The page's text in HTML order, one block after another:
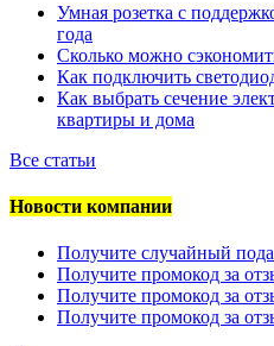
Умная розетка с
года
Сколько можно
Как подключить
Как выбрать сечение
квартиры и дома
Все статьи
Новости компании
Получите случайный
Получите промокод за
Получите промокод за
Получите промокод за